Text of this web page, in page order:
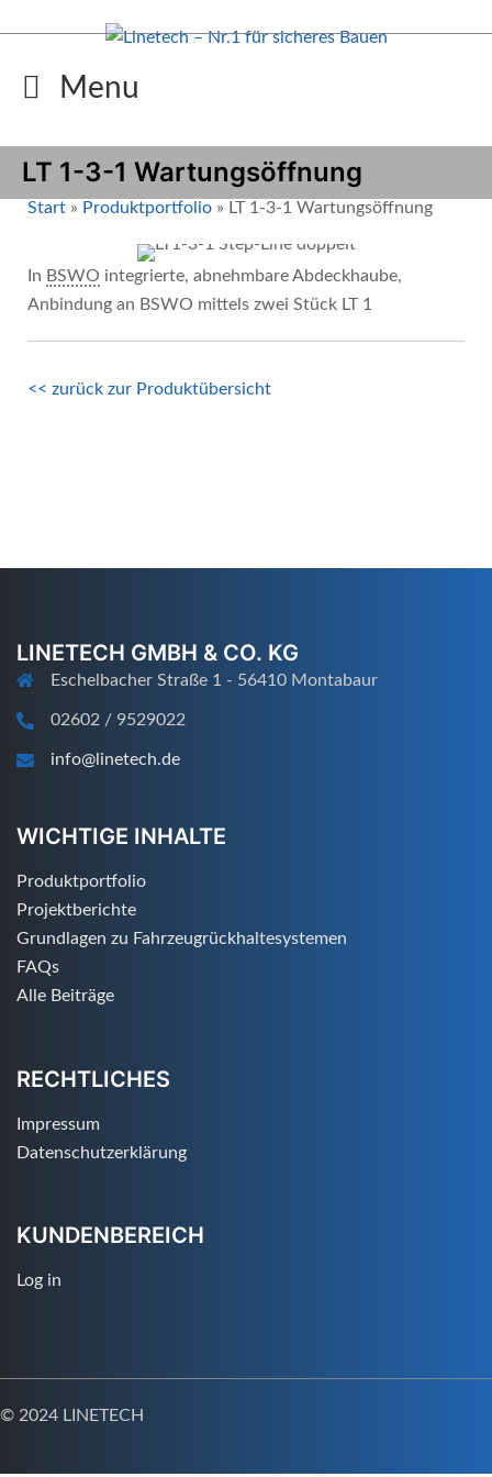
Menu
LT 1-3-1 Wartungsöffnung
Start » Produktportfolio » LT 1-3-1 Wartungsöffnung
In BSWO integrierte, abnehmbare Abdeckhaube,
Anbindung an BSWO mittels zwei Stück LT 1
<< zurück zur Produktübersicht
LINETECH GMBH & CO. KG
Eschelbacher Straße 1 - 56410 Montabaur
02602 / 9529022
info@linetech.de
WICHTIGE INHALTE
Produktportfolio
Projektberichte
Grundlagen zu Fahrzeugrückhaltesystemen
FAQs
Alle Beiträge
RECHTLICHES
Impressum
Datenschutzerklärung
KUNDENBEREICH
Log in
© 2024 LINETECH